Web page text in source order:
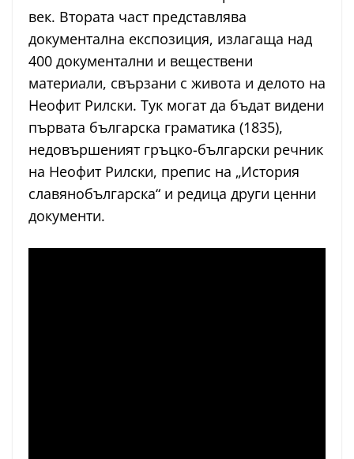
век. Втората част представлява
документална експозиция, излагаща над
400 документални и веществени
материали, свързани с живота и делото на
Неофит Рилски. Тук могат да бъдат видени
първата българска граматика (1835),
недовършеният гръцко-български речник
на Неофит Рилски, препис на „История
славянобългарска“ и редица други ценни
документи.